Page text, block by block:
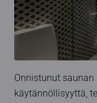
Onnistunut
käytännöllisyyttä,